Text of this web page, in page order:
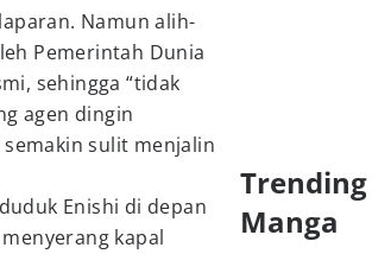
Namun alih-
Pemerintah Dunia
sehingga “tidak
agen dingin
sulit menjalin
Enishi di depan
kapal
Manga